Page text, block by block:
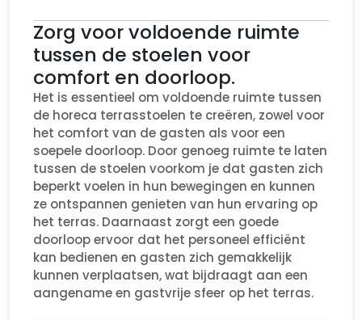
Zorg voor voldoende ruimte
tussen de stoelen voor
comfort en doorloop.
Het is essentieel om voldoende ruimte tussen
de horeca terrasstoelen te creëren, zowel voor
het comfort van de gasten als voor een
soepele doorloop. Door genoeg ruimte te laten
tussen de stoelen voorkom je dat gasten zich
beperkt voelen in hun bewegingen en kunnen
ze ontspannen genieten van hun ervaring op
het terras. Daarnaast zorgt een goede
doorloop ervoor dat het personeel efficiënt
kan bedienen en gasten zich gemakkelijk
kunnen verplaatsen, wat bijdraagt aan een
aangename en gastvrije sfeer op het terras.